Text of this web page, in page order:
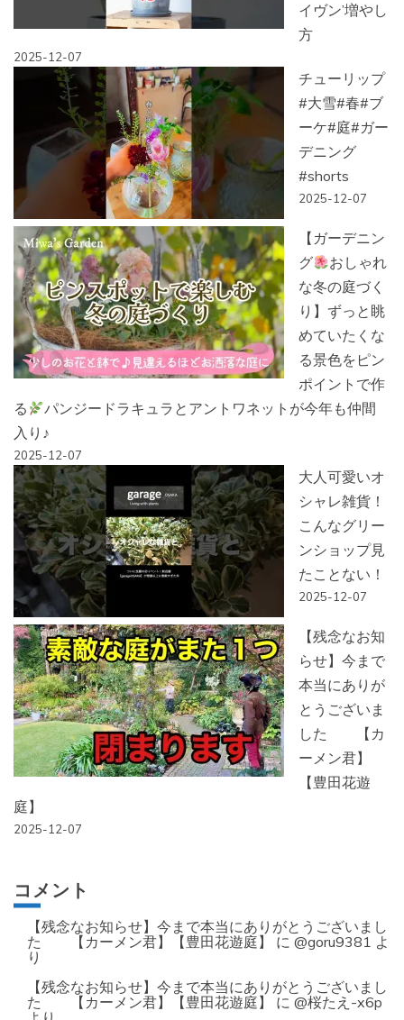
イヴン’増やし
方
2025-12-07
チューリップ
#大雪#春#ブ
ーケ#庭#ガー
デニング
#shorts
2025-12-07
【ガーデニン
グ
おしゃれ
な冬の庭づく
り】ずっと眺
めていたくな
る景色をピン
ポイントで作
る
パンジードラキュラとアントワネットが今年も仲間
入り♪
2025-12-07
大人可愛いオ
シャレ雑貨！
こんなグリー
ンショップ見
たことない！
2025-12-07
【残念なお知
らせ】今まで
本当にありが
とうございま
した 【カ
ーメン君】
【豊田花遊
庭】
2025-12-07
コメント
【残念なお知らせ】今まで本当にありがとうございまし
た 【カーメン君】【豊田花遊庭】
に @goru9381 よ
り
【残念なお知らせ】今まで本当にありがとうございまし
た 【カーメン君】【豊田花遊庭】
に @桜たえ-x6p